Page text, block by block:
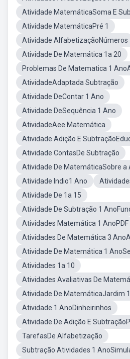
Atividade MatemáticaSoma E
Atividade MatemáticaPré 1
Atividade AlfabetizaçãoNúmeros
Atividade De Matemática 1a 20
Problemas De Matematica 1
AtividadeAdaptada Subtração
Atividade DeContar 1 Ano
Atividade DeSequência 1 Ano
AtividadeAee Matemática
Atividade Adição E
Atividade ContasDe Subtração
Atividade De MatemáticaSobre a
Atividade Indio1 Ano
Atividade De 1a 15
Atividade De Subtração 1
Atividades Matemática 1 AnoPDF
Atividades De Matemática 3
Atividade De Matemática 1
Atividades 1a 10
Atividades Avaliativas De
Atividade De MatemáticaJardim 1
Atividade 1 AnoDinheirinhos
Atividade De Adição E
TarefasDe Alfabetização
Subtração Atividades 1